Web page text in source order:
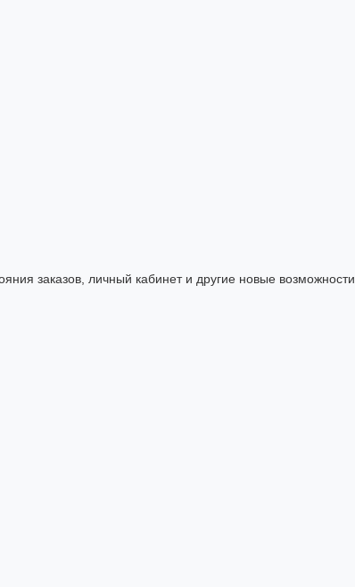
заказов, личный кабинет и другие новые возможности